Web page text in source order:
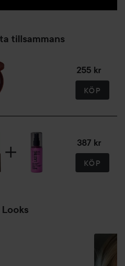
tillsammans
255 kr
KÖP
387 kr
KÖP
Looks